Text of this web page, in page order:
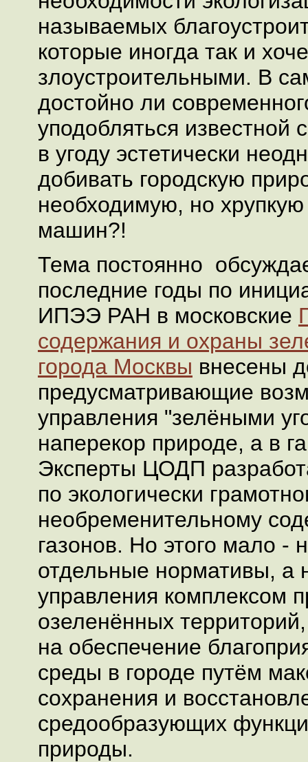
называемых
которые иногда так и
злоустроительными. В
достойно ли
уподобляться известной
в угоду эстетически
добивать городскую
необходимую, но
машин?!
Тема постоянно
последние годы по
ИПЭЭ РАН в московские
содержания и охраны
города Москвы внесены
предусматривающие
управления "зелёными
наперекор природе, а в
Эксперты ЦОДП
по экологически
необременительному
газонов. Но этого мало -
отдельные нормативы, а
управления комплексом
озеленённых
на обеспечение
среды в городе путём
сохранения и
средообразующих
природы.